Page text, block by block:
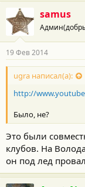
samus
19 Фев 2014
ugra написал(а):
http://
Было, не?
Это были
клубов. На
он под лед